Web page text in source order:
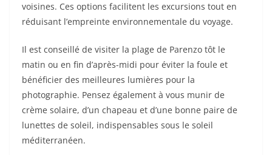
voisines. Ces options facilitent les excursions tout en
réduisant l’empreinte environnementale du voyage.
Il est conseillé de visiter la plage de Parenzo tôt le
matin ou en fin d’après-midi pour éviter la foule et
bénéficier des meilleures lumières pour la
photographie. Pensez également à vous munir de
crème solaire, d’un chapeau et d’une bonne paire de
lunettes de soleil, indispensables sous le soleil
méditerranéen.